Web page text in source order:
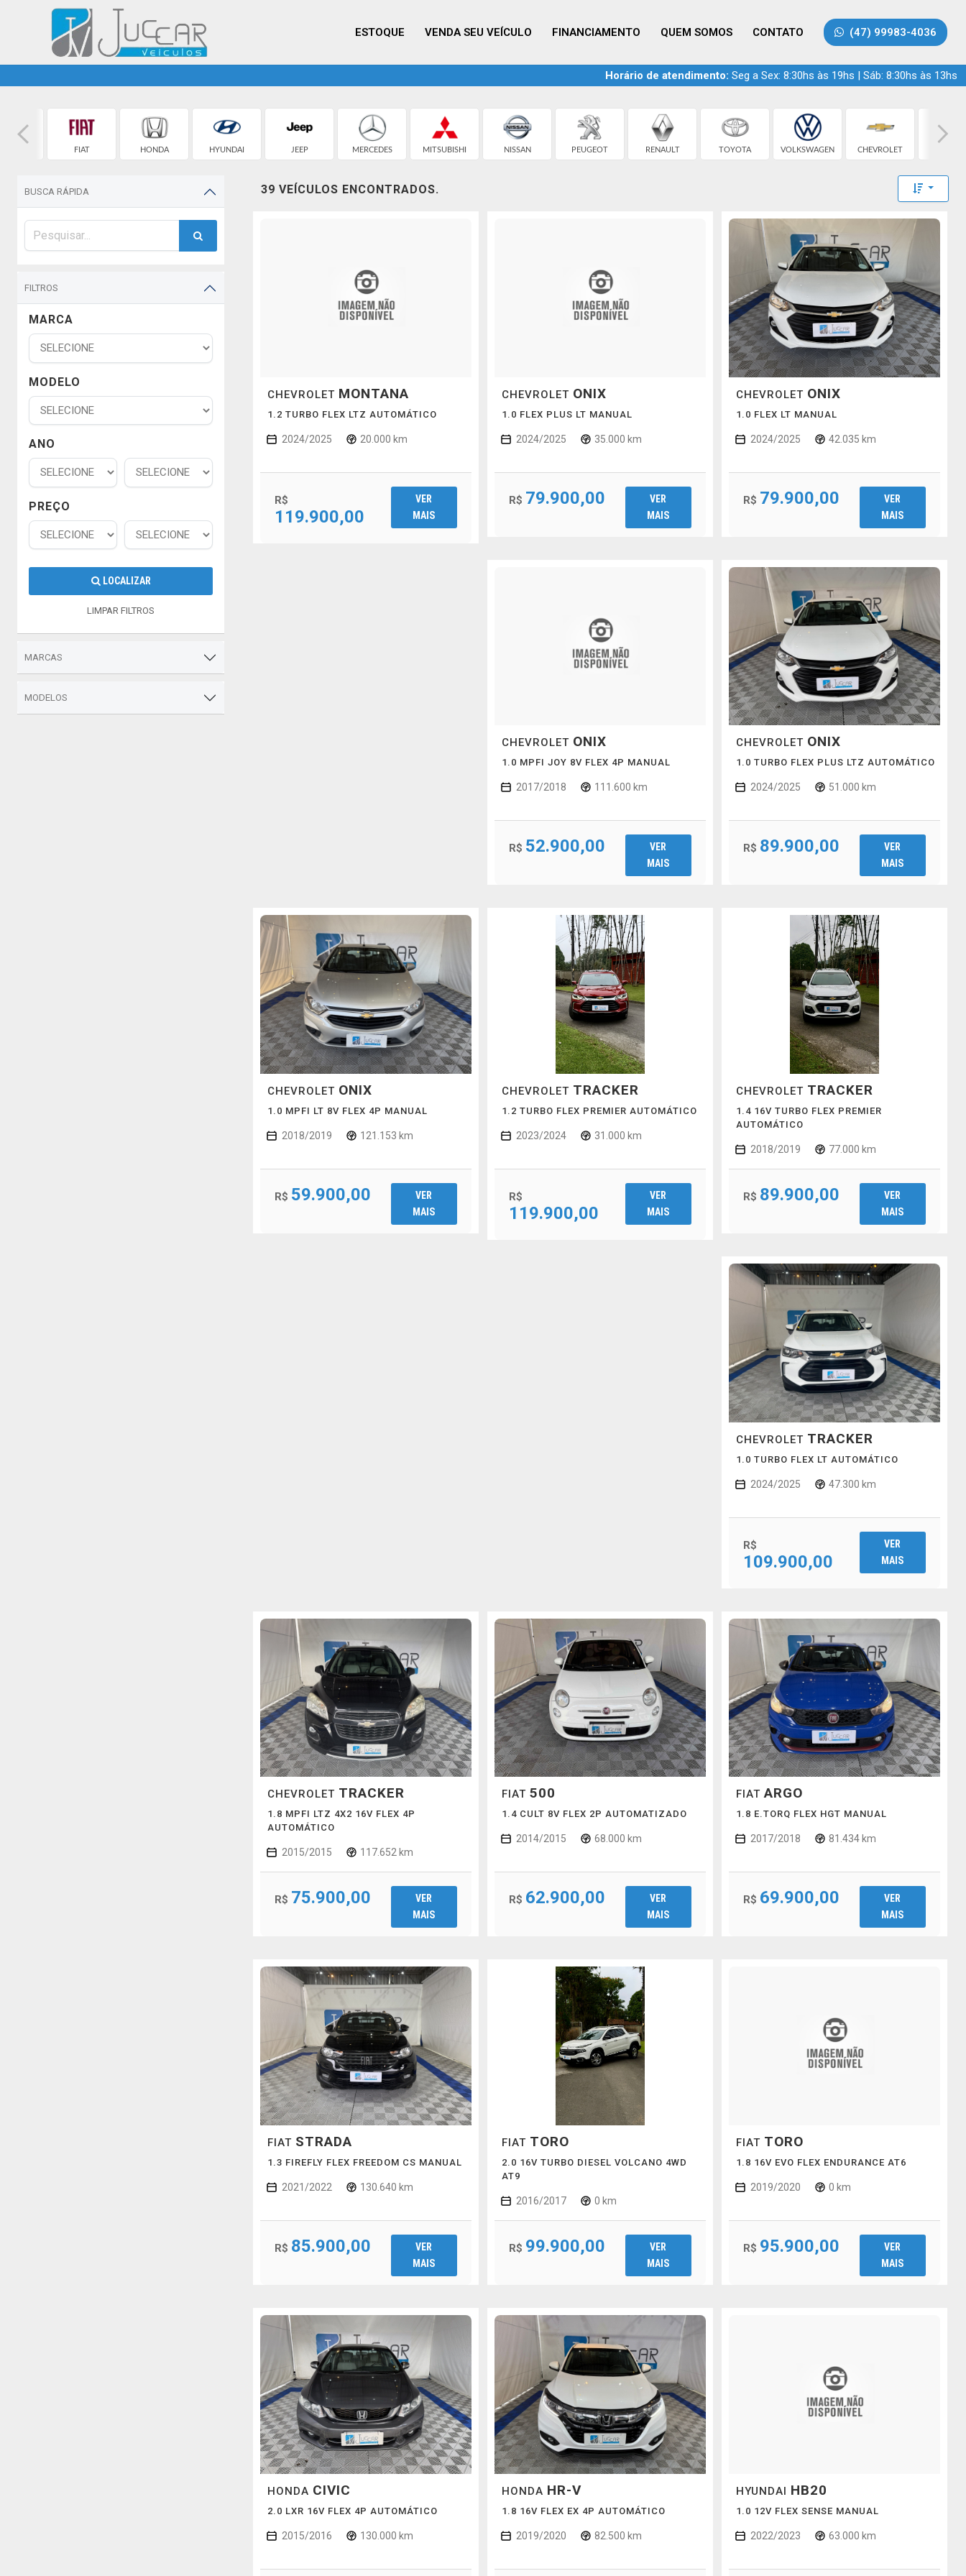
ESTOQUE VENDA SEU VEÍCULO FINANCIAMENTO QUEM SOMOS CONTATO (47) 99983-4036
Horário de atendimento: Seg a Sex: 8:30hs às 19hs | Sáb: 8:30hs às 13hs
FIAT HONDA HYUNDAI JEEP MERCEDES MITSUBISHI NISSAN PEUGEOT RENAULT TOYOTA VOLKSWAGEN CHEVROLET
BUSCA RÁPIDA
FILTROS
MARCA
MODELO
ANO
PREÇO
LOCALIZAR
LIMPAR FILTROS
MARCAS
MODELOS
39 VEÍCULOS ENCONTRADOS. Toggle
CHEVROLET MONTANA
1.2 TURBO FLEX LTZ AUTOMÁTICO
2024/2025 20.000 km
R$
119.900,00
VER
MAIS
CHEVROLET ONIX
1.0 FLEX PLUS LT MANUAL
2024/2025 35.000 km
R$ 79.900,00
VER
MAIS
CHEVROLET ONIX
1.0 FLEX LT MANUAL
2024/2025 42.035 km
R$ 79.900,00
VER
MAIS
CHEVROLET ONIX
1.0 MPFI JOY 8V FLEX 4P MANUAL
2017/2018 111.600 km
R$ 52.900,00
VER
MAIS
CHEVROLET ONIX
1.0 TURBO FLEX PLUS LTZ AUTOMÁTICO
2024/2025 51.000 km
R$ 89.900,00
VER
MAIS
CHEVROLET ONIX
1.0 MPFI LT 8V FLEX 4P MANUAL
2018/2019 121.153 km
R$ 59.900,00
VER
MAIS
CHEVROLET TRACKER
1.2 TURBO FLEX PREMIER AUTOMÁTICO
2023/2024 31.000 km
R$
119.900,00
VER
MAIS
CHEVROLET TRACKER
1.4 16V TURBO FLEX PREMIER
AUTOMÁTICO
2018/2019 77.000 km
R$ 89.900,00
VER
MAIS
CHEVROLET TRACKER
1.0 TURBO FLEX LT AUTOMÁTICO
2024/2025 47.300 km
R$
109.900,00
VER
MAIS
CHEVROLET TRACKER
1.8 MPFI LTZ 4X2 16V FLEX 4P
AUTOMÁTICO
2015/2015 117.652 km
R$ 75.900,00
VER
MAIS
FIAT 500
1.4 CULT 8V FLEX 2P AUTOMATIZADO
2014/2015 68.000 km
R$ 62.900,00
VER
MAIS
FIATARGO
1.8 E.TORQ FLEX HGT MANUAL
2017/2018 81.434 km
R$ 69.900,00
VER
MAIS
FIAT STRADA
1.3 FIREFLY FLEX FREEDOM CS MANUAL
2021/2022 130.640 km
R$ 85.900,00
VER
MAIS
FIAT TORO
2.0 16V TURBO DIESEL VOLCANO 4WD
AT9
2016/2017 0 km
R$ 99.900,00
VER
MAIS
FIAT TORO
1.8 16V EVO FLEX ENDURANCE AT6
2019/2020 0 km
R$ 95.900,00
VER
MAIS
HONDA CIVIC
2.0 LXR 16V FLEX 4P AUTOMÁTICO
2015/2016 130.000 km
HONDA HR-V
1.8 16V FLEX EX 4P AUTOMÁTICO
2019/2020 82.500 km
HYUNDAI HB20
1.0 12V FLEX SENSE MANUAL
2022/2023 63.000 km